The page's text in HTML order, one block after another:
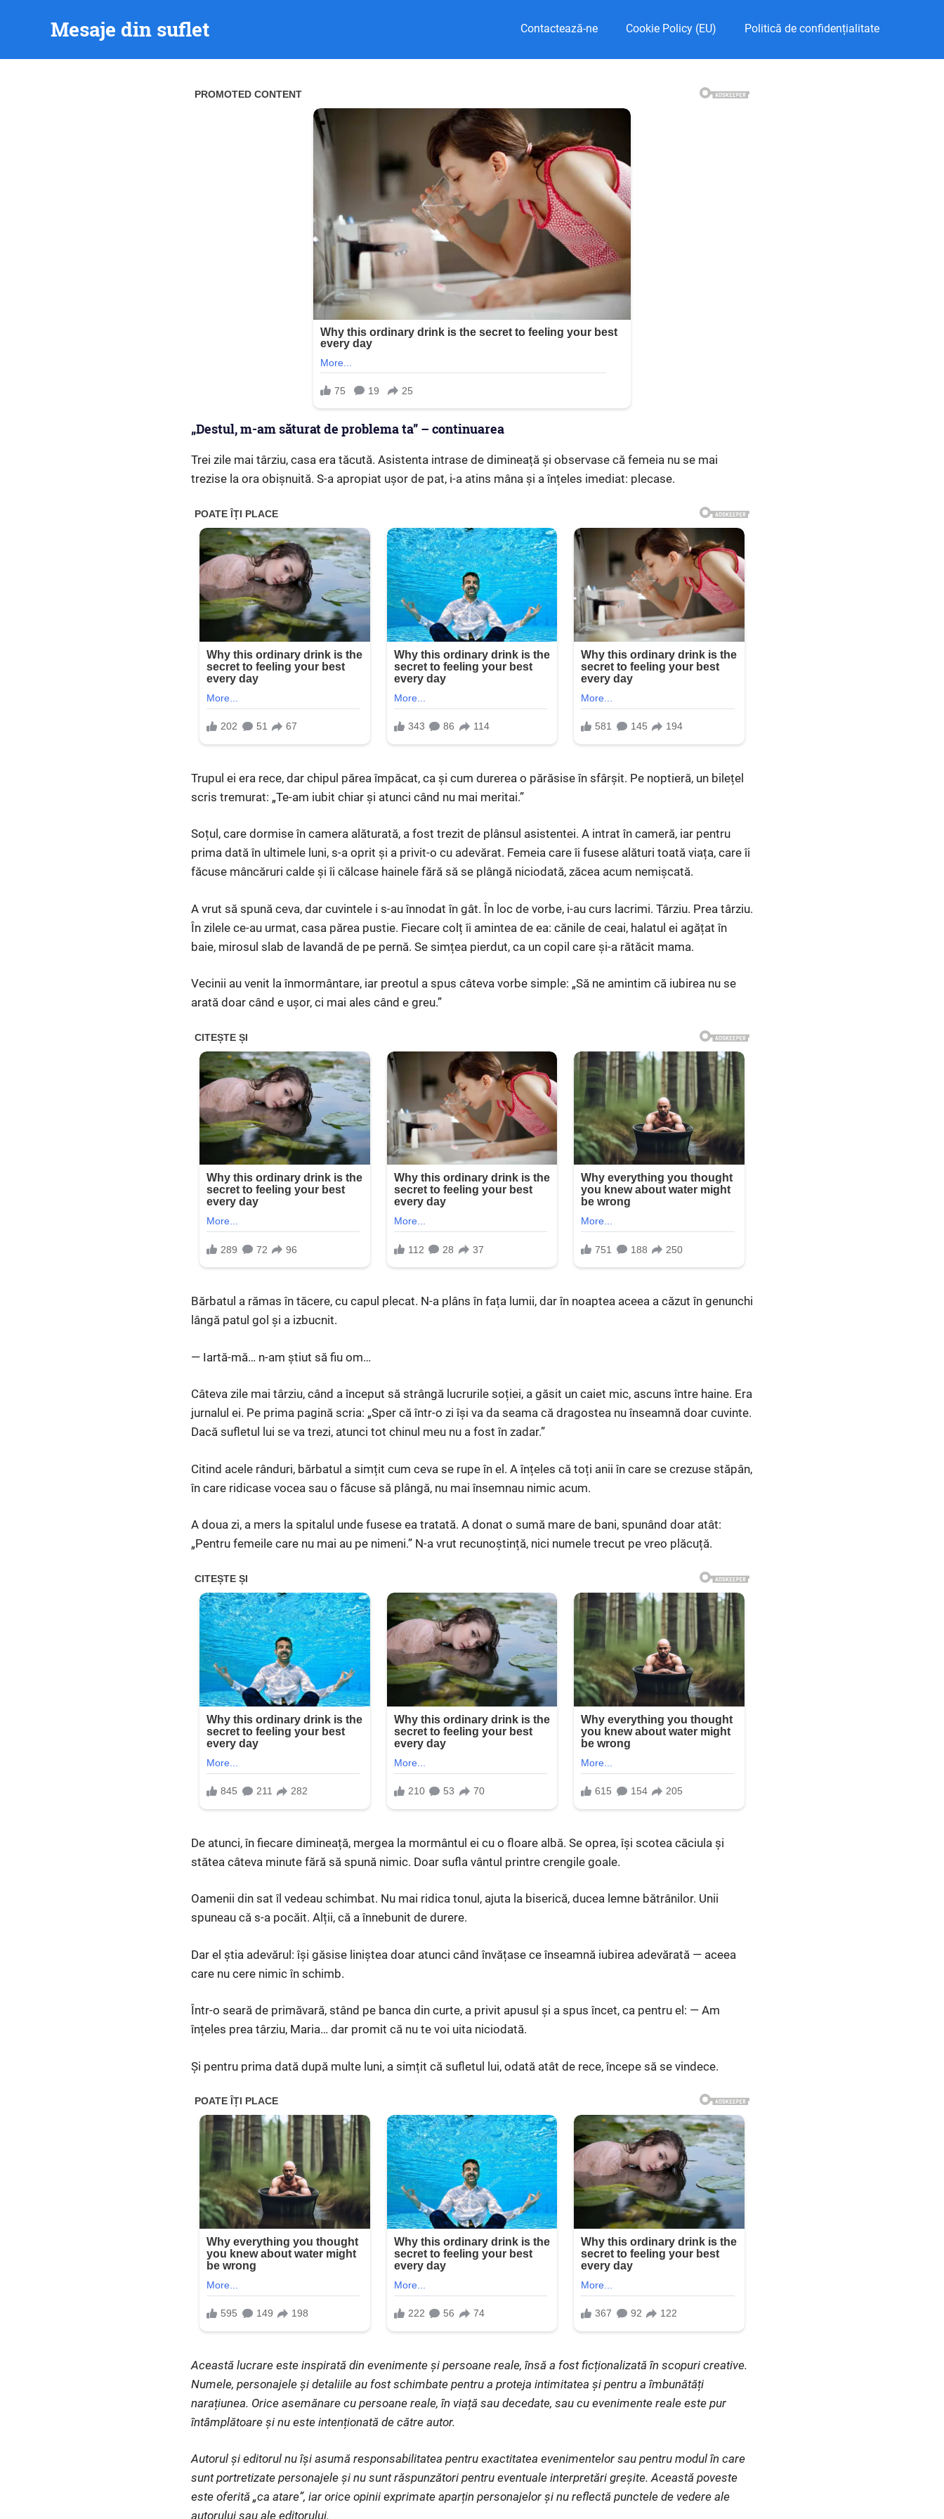
Mesaje din suflet Contactează-ne Cookie Policy (EU) Politică de confidențialitate
„Destul, m-am săturat de problema ta” – continuarea
Trei zile mai târziu, casa era tăcută. Asistenta intrase de dimineață și observase că femeia nu se mai
trezise la ora obișnuită. S-a apropiat ușor de pat, i-a atins mâna și a înțeles imediat: plecase.
Trupul ei era rece, dar chipul părea împăcat, ca și cum durerea o părăsise în sfârșit. Pe noptieră, un bilețel
scris tremurat: „Te-am iubit chiar și atunci când nu mai meritai.”
Soțul, care dormise în camera alăturată, a fost trezit de plânsul asistentei. A intrat în cameră, iar pentru
prima dată în ultimele luni, s-a oprit și a privit-o cu adevărat. Femeia care îi fusese alături toată viața, care îi
făcuse mâncăruri calde și îi călcase hainele fără să se plângă niciodată, zăcea acum nemișcată.
A vrut să spună ceva, dar cuvintele i s-au înnodat în gât. În loc de vorbe, i-au curs lacrimi. Târziu. Prea târziu.
În zilele ce-au urmat, casa părea pustie. Fiecare colț îi amintea de ea: cănile de ceai, halatul ei agățat în
baie, mirosul slab de lavandă de pe pernă. Se simțea pierdut, ca un copil care și-a rătăcit mama.
Vecinii au venit la înmormântare, iar preotul a spus câteva vorbe simple: „Să ne amintim că iubirea nu se
arată doar când e ușor, ci mai ales când e greu.”
Bărbatul a rămas în tăcere, cu capul plecat. N-a plâns în fața lumii, dar în noaptea aceea a căzut în genunchi
lângă patul gol și a izbucnit.
— Iartă-mă… n-am știut să fiu om…
Câteva zile mai târziu, când a început să strângă lucrurile soției, a găsit un caiet mic, ascuns între haine. Era
jurnalul ei. Pe prima pagină scria: „Sper că într-o zi își va da seama că dragostea nu înseamnă doar cuvinte.
Dacă sufletul lui se va trezi, atunci tot chinul meu nu a fost în zadar.”
Citind acele rânduri, bărbatul a simțit cum ceva se rupe în el. A înțeles că toți anii în care se crezuse stăpân,
în care ridicase vocea sau o făcuse să plângă, nu mai însemnau nimic acum.
A doua zi, a mers la spitalul unde fusese ea tratată. A donat o sumă mare de bani, spunând doar atât:
„Pentru femeile care nu mai au pe nimeni.” N-a vrut recunoștință, nici numele trecut pe vreo plăcuță.
De atunci, în fiecare dimineață, mergea la mormântul ei cu o floare albă. Se oprea, își scotea căciula și
stătea câteva minute fără să spună nimic. Doar sufla vântul printre crengile goale.
Oamenii din sat îl vedeau schimbat. Nu mai ridica tonul, ajuta la biserică, ducea lemne bătrânilor. Unii
spuneau că s-a pocăit. Alții, că a înnebunit de durere.
Dar el știa adevărul: își găsise liniștea doar atunci când învățase ce înseamnă iubirea adevărată — aceea
care nu cere nimic în schimb.
Într-o seară de primăvară, stând pe banca din curte, a privit apusul și a spus încet, ca pentru el: — Am
înțeles prea târziu, Maria… dar promit că nu te voi uita niciodată.
Și pentru prima dată după multe luni, a simțit că sufletul lui, odată atât de rece, începe să se vindece.
Această lucrare este inspirată din evenimente și persoane reale, însă a fost ficționalizată în scopuri creative.
Numele, personajele și detaliile au fost schimbate pentru a proteja intimitatea și pentru a îmbunătăți
narațiunea. Orice asemănare cu persoane reale, în viață sau decedate, sau cu evenimente reale este pur
întâmplătoare și nu este intenționată de către autor.
Autorul și editorul nu își asumă responsabilitatea pentru exactitatea evenimentelor sau pentru modul în care
sunt portretizate personajele și nu sunt răspunzători pentru eventuale interpretări greșite. Această poveste
este oferită „ca atare”, iar orice opinii exprimate aparțin personajelor și nu reflectă punctele de vedere ale
autorului sau ale editorului.